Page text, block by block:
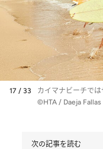
17 / 33
カイマナビーチで
©HTA / Daeja Fallas
次の記事を読む